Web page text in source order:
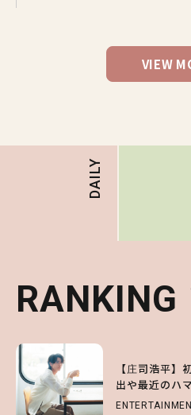
VIEW
DAILY
RANKING
【庄司浩平】
出や最近のハ
RANKING
【森香澄】理
キープの秘訣
ビュー！
RANKING
【SNIDEL】
ッドな秋はじ
FASHION